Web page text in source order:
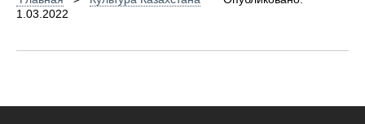
1.03.2022